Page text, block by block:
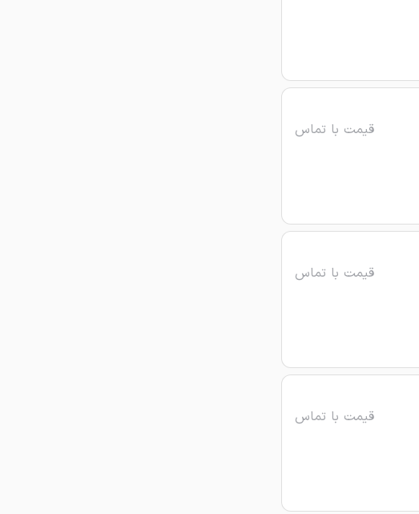
قیمت با تماس
قیمت با تماس
قیمت با تماس